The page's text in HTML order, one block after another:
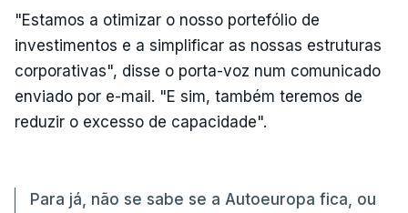
"Estamos a otimizar o nosso portefólio de
investimentos e a simplificar as nossas estruturas
corporativas", disse o porta-voz num comunicado
enviado por e-mail. "E sim, também teremos de
reduzir o excesso de capacidade".
Para já, não se sabe se a Autoeuropa fica, ou